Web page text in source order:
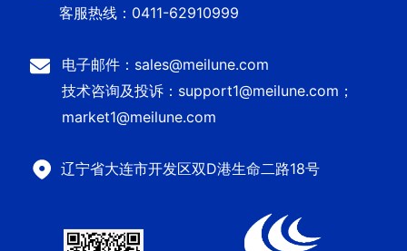
客服热线：0411-62910999
电子邮件：sales@meilune.com
技术咨询及投诉：support1@meilune.com；
market1@meilune.com
辽宁省大连市开发区双D港生命二路18号